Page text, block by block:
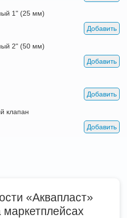
1" (25 мм)
Добавить
2" (50 мм)
Добавить
Добавить
клапан
Добавить
«Аквапласт»